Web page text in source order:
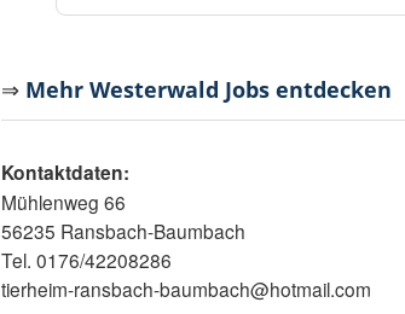
⇒ Mehr Westerwald Jobs entdecken
Kontaktdaten:
Mühlenweg 66
56235 Ransbach-Baumbach
Tel. 0176/42208286
tierheim-ransbach-baumbach@hotmail.com